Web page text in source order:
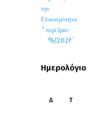
Ημερολόγιο
Δ Τ